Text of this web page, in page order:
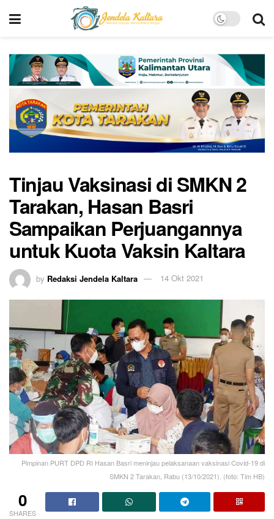
Tinjau Vaksinasi di SMKN 2
Tarakan, Hasan Basri
Sampaikan Perjuangannya
untuk Kuota Vaksin Kaltara
by Redaksi Jendela Kaltara 14 Okt 2021
Pimpinan PURT DPD RI Hasan Basri meninjau pelaksanaan vaksinasi Covid-19 di
SMKN 2 Tarakan, Rabu (13/10/2021). (foto: Tim HB)
0
SHARES